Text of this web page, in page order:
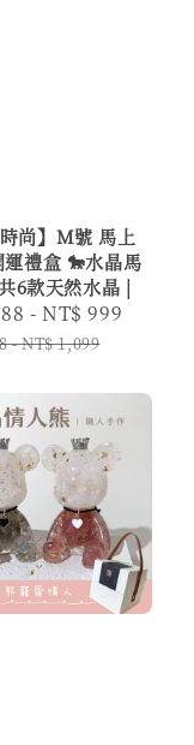
時尚】M號 馬上
禮盒 🐎水晶馬
6款天然水晶 |
-NT$ 999
-NT$ 1,099